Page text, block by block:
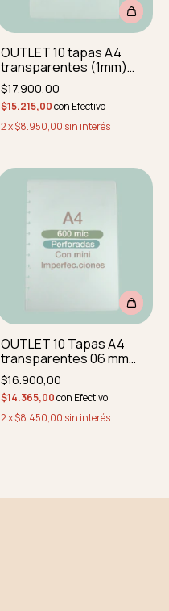
OUTLET 10 tapas A4
transparentes (1mm)
CON MINI
IMPERFECCIONES SIN
PERFORAR
$17.900,00
$15.215,00con Efectivo
2x$8.950,00 sin interés
OUTLET 10 Tapas A4
transparentes 06 mm
CON MINI IMPERF
perforadas y redond
$16.900,00
$14.365,00con Efectivo
2x$8.450,00 sin interés